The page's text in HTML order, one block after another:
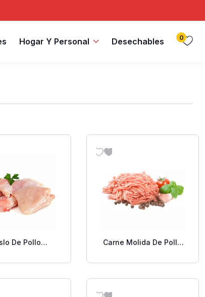
Hogar Y Personal Desechables 0
De Pollo
Carne Molida De Pollo